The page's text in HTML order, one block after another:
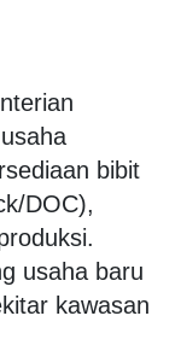
bibit
DOC),
usaha baru
kawasan